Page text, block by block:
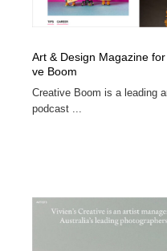
Art & Design Magazine
ve Boom
Creative Boom is a leading
podcast ...